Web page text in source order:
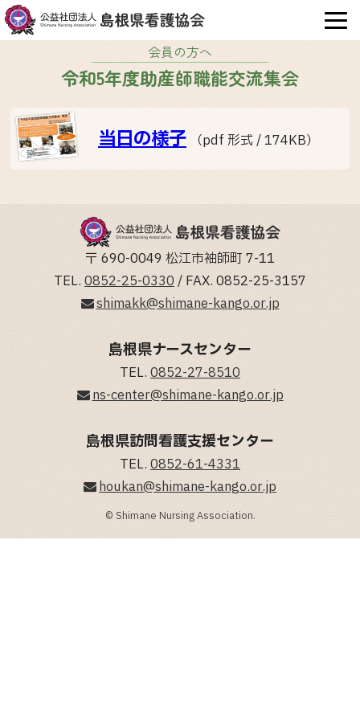
会員の方へ
令和5年度助産師職能交流集会
当日の様子 （pdf 形式 / 174KB）
〒 690-0049 松江市袖師町 7-11
TEL. 0852-25-0330 / FAX. 0852-25-3157
shimakk@shimane-kango.or.jp
島根県ナースセンター
TEL. 0852-27-8510
ns-center@shimane-kango.or.jp
島根県訪問看護支援センター
TEL. 0852-61-4331
houkan@shimane-kango.or.jp
© Shimane Nursing Association.